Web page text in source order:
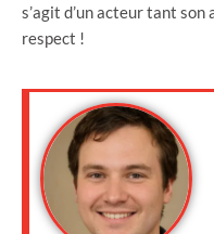
s’agit d’un acteur tant
respect !